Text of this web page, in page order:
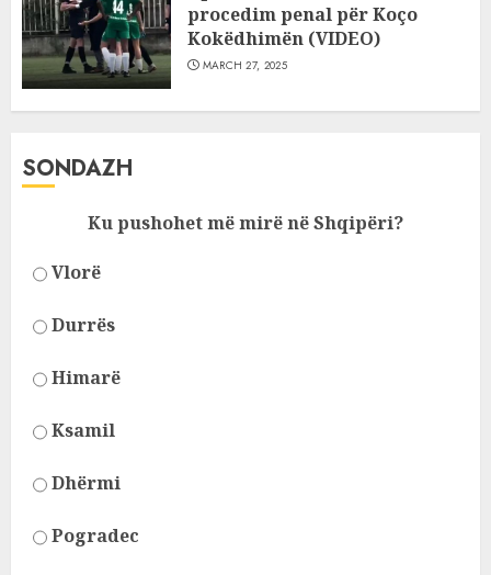
procedim penal për Koço
Kokëdhimën (VIDEO)
MARCH 27, 2025
SONDAZH
Ku pushohet më mirë në Shqipëri?
Vlorë
Durrës
Himarë
Ksamil
Dhërmi
Pogradec